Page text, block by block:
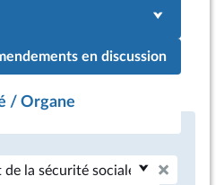
en discussion
/ Organe